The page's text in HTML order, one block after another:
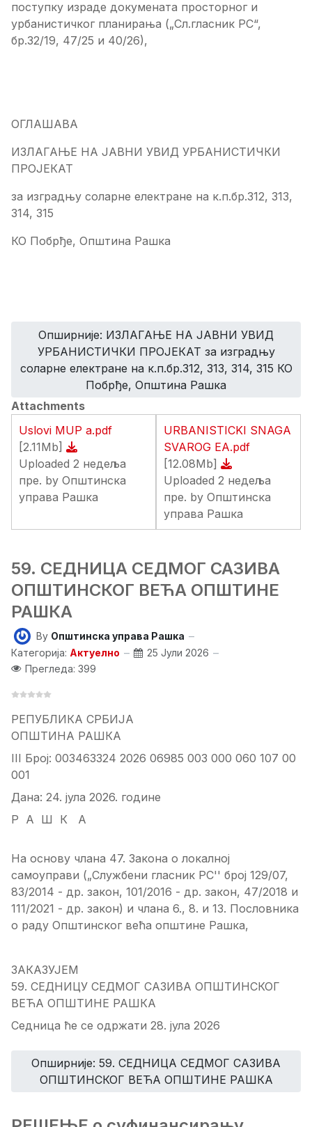
поступку израде докумената просторног и
урбанистичког планирања („Сл.гласник РС“,
бр.32/19, 47/25 и 40/26),
ОГЛАШАВА
ИЗЛАГАЊЕ НА ЈАВНИ УВИД УРБАНИСТИЧКИ
ПРОЈЕКАТ
за изградњу соларне електране на к.п.бр.312, 313,
314, 315
КО Побрђе, Општина Рашка
Опширније: ИЗЛАГАЊЕ НА ЈАВНИ УВИД
УРБАНИСТИЧКИ ПРОЈЕКАТ за изградњу
соларне електране на к.п.бр.312, 313, 314, 315 КО
Побрђе, Општина Рашка
Attachments
Uslovi MUP a.pdf
[2.11Mb]
Uploaded 2 недеља
пре. by Општинска
управа Рашка
URBANISTICKI SNAGA
SVAROG EA.pdf
[12.08Mb]
Uploaded 2 недеља
пре. by Општинска
управа Рашка
59. СЕДНИЦA СЕДМОГ САЗИВА
ОПШТИНСКОГ ВЕЋА ОПШТИНЕ
РАШКА
By Општинска управа Рашка
Категорија: Актуелно
25 Јули 2026
Прегледа: 399
РЕПУБЛИКА СРБИЈА
ОПШТИНА РАШКА
III Број: 003463324 2026 06985 003 000 060 107 00
001
Дана: 24. јула 2026. године
Р А Ш К А
На основу члана 47. Закона о локалној
самоуправи („Службени гласник РС'' број 129/07,
83/2014 - др. закон, 101/2016 - др. закон, 47/2018 и
111/2021 - др. закон) и члана 6., 8. и 13. Пословника
о раду Општинског већа општине Рашка,
ЗАКАЗУЈЕМ
59. СЕДНИЦУ СЕДМОГ САЗИВА ОПШТИНСКОГ
ВЕЋА ОПШТИНЕ РАШКА
Седница ће се одржати 28. јула 2026
Опширније: 59. СЕДНИЦA СЕДМОГ САЗИВА
ОПШТИНСКОГ ВЕЋА ОПШТИНЕ РАШКА